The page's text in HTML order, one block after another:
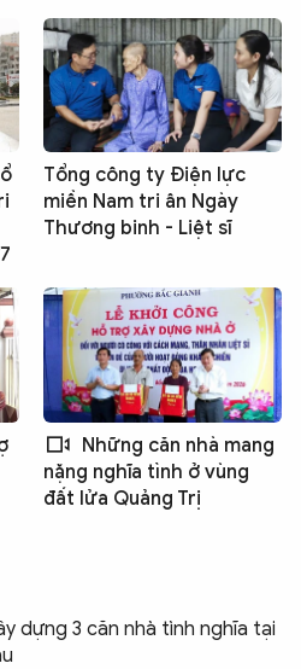
Tổng công ty Điện lực
miền Nam tri ân Ngày
Thương binh - Liệt sĩ
Những căn nhà mang
nặng nghĩa tình ở vùng
đất lửa Quảng Trị
dựng 3 căn nhà tình nghĩa tại